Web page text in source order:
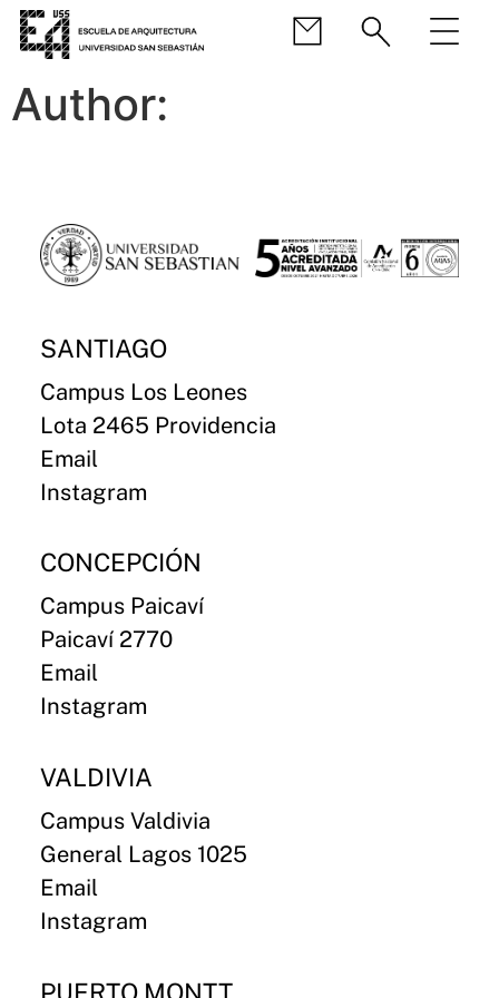
Author:
SANTIAGO
Campus Los Leones
Lota 2465 Providencia
Email
Instagram
CONCEPCIÓN
Campus Paicaví
Paicaví 2770
Email
Instagram
VALDIVIA
Campus Valdivia
General Lagos 1025
Email
Instagram
PUERTO MONTT